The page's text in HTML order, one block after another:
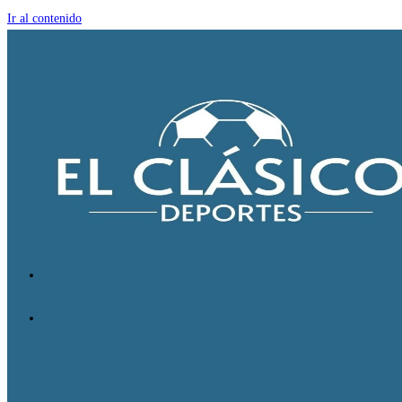
Ir al contenido